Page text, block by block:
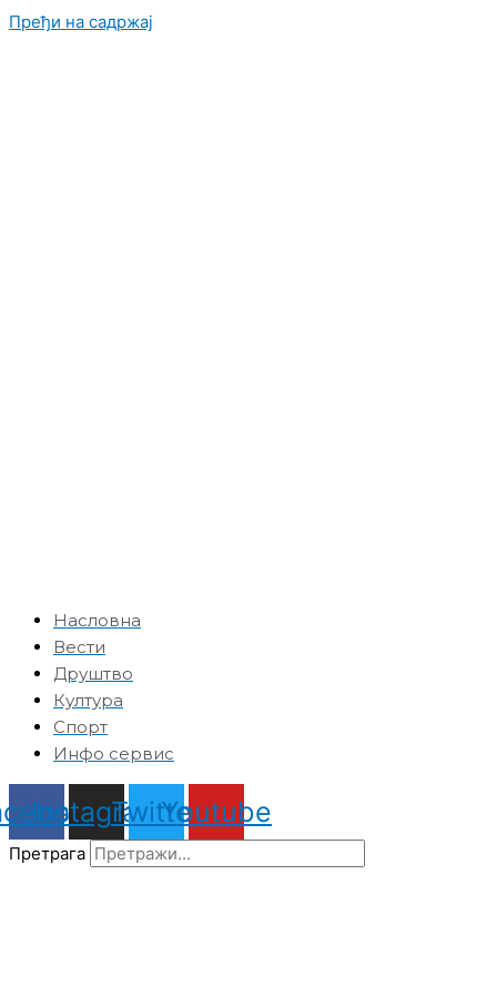
Пређи на садржај
Насловна
Вести
Друштво
Култура
Спорт
Инфо сервис
Instagram
TwitterYoutube
Претрага